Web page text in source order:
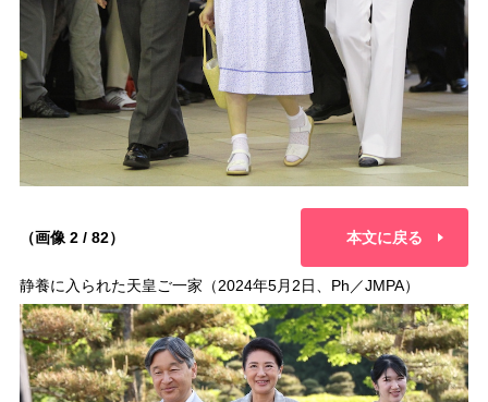
（画像 2 / 82） 本文に戻る
静養に入られた天皇ご一家（2024年5月2日、Ph／JMPA）